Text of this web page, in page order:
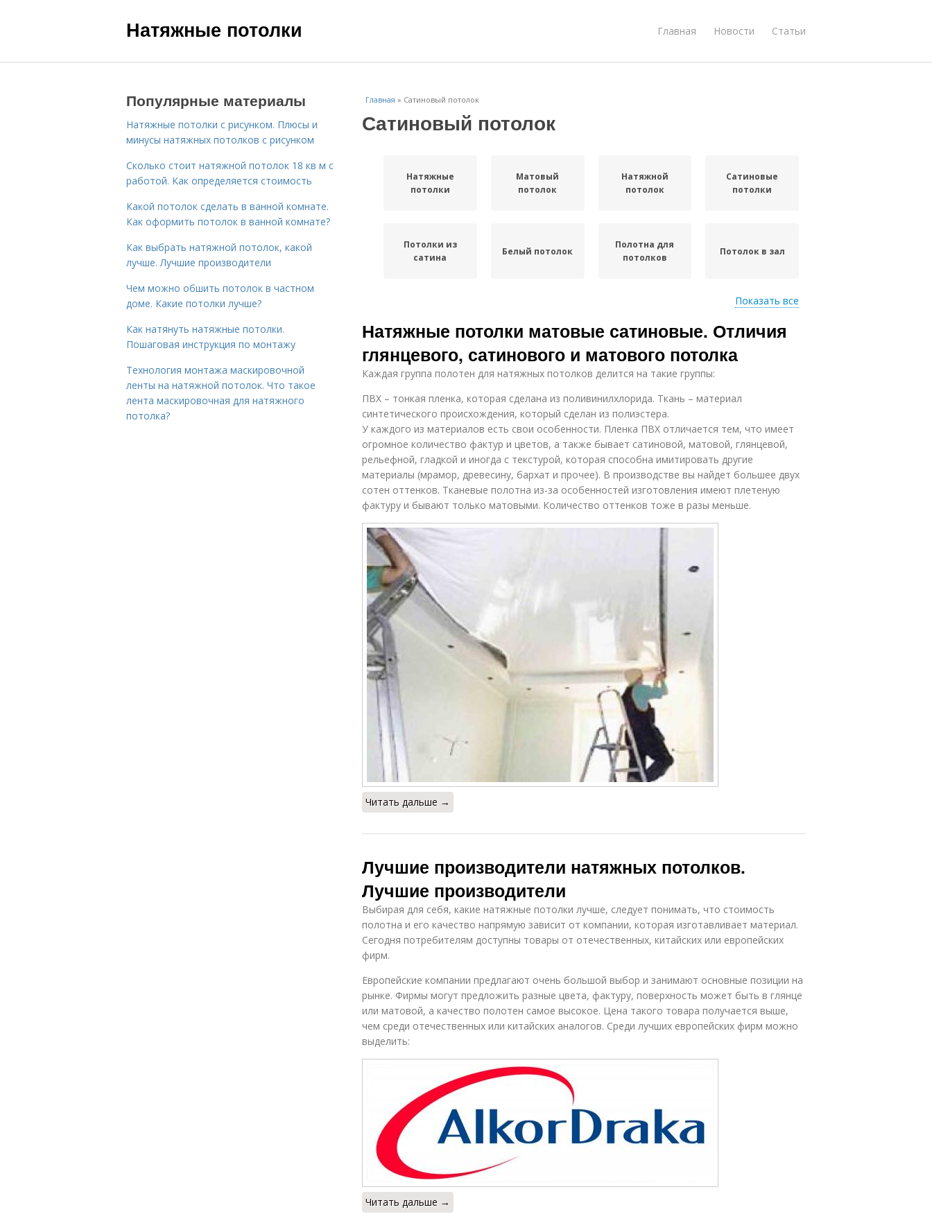
Натяжные потолки Главная Новости Статьи
Главная » Сатиновый потолок
Сатиновый потолок
Натяжные
потолки
Матовый
потолок
Натяжной
потолок
Сатиновые
потолки
Потолки из
сатина
Белый потолок
Полотна для
потолков
Потолок в зал
потолки
рисунком
поверхность
Показать все
Натяжные потолки матовые сатиновые. Отличия
глянцевого, сатинового и матового потолка
Каждая группа полотен для натяжных потолков делится на такие группы:
ПВХ – тонкая пленка, которая сделана из поливинилхлорида. Ткань – материал
синтетического происхождения, который сделан из полиэстера.
У каждого из материалов есть свои особенности. Пленка ПВХ отличается тем, что имеет
огромное количество фактур и цветов, а также бывает сатиновой, матовой, глянцевой,
рельефной, гладкой и иногда с текстурой, которая способна имитировать другие
материалы (мрамор, древесину, бархат и прочее). В производстве вы найдет большее двух
сотен оттенков. Тканевые полотна из-за особенностей изготовления имеют плетеную
фактуру и бывают только матовыми. Количество оттенков тоже в разы меньше.
Читать дальше →
Лучшие производители натяжных потолков.
Лучшие производители
Выбирая для себя, какие натяжные потолки лучше, следует понимать, что стоимость
полотна и его качество напрямую зависит от компании, которая изготавливает материал.
Сегодня потребителям доступны товары от отечественных, китайских или европейских
фирм.
Европейские компании предлагают очень большой выбор и занимают основные позиции на
рынке. Фирмы могут предложить разные цвета, фактуру, поверхность может быть в глянце
или матовой, а качество полотен самое высокое. Цена такого товара получается выше,
чем среди отечественных или китайских аналогов. Среди лучших европейских фирм можно
выделить:
Читать дальше →
Популярные материалы
Натяжные потолки с рисунком. Плюсы и
минусы натяжных потолков с рисунком
Сколько стоит натяжной потолок 18 кв м с
работой. Как определяется стоимость
Какой потолок сделать в ванной комнате.
Как оформить потолок в ванной комнате?
Как выбрать натяжной потолок, какой
лучше. Лучшие производители
Чем можно обшить потолок в частном
доме. Какие потолки лучше?
Как натянуть натяжные потолки.
Пошаговая инструкция по монтажу
Технология монтажа маскировочной
ленты на натяжной потолок. Что такое
лента маскировочная для натяжного
потолка?